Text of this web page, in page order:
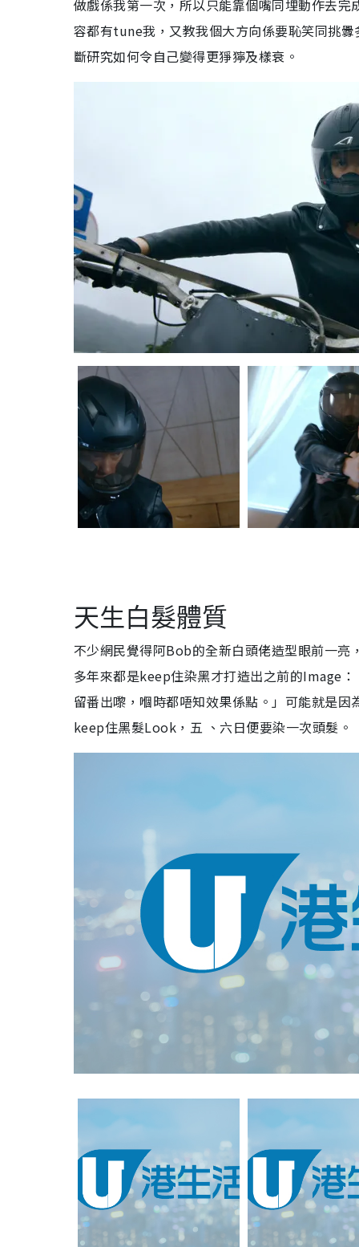
做戲係我第一次，所以只能靠個嘴同埋動作去
容都有tune我，又教我個大方向係要恥笑同挑
斷研究如何令自己變得更猙獰及樣衰。
天生白髮體質
不少網民覺得阿Bob的全新白頭佬造型眼前一
多年來都是keep住染黑才打造出之前的Image
留番出嚟，嗰時都唔知效果係點。」可能就是
keep住黑髮Look，五 、六日便要染一次頭髮。